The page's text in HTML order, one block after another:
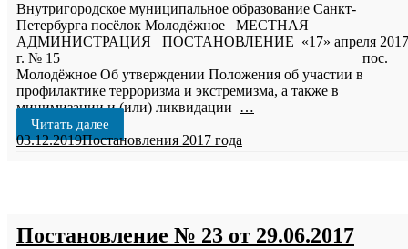
Внутригородское муниципальное образование Санкт-
Петербурга посёлок Молодёжное МЕСТНАЯ
АДМИНИСТРАЦИЯ ПОСТАНОВЛЕНИЕ «17» апреля 2017
г. № 15 пос.
Молодёжное Об утверждении Положения об участии в
профилактике терроризма и экстремизма, а также в
минимизации и (или) ликвидации …
Читать далее
03.12.2019Постановления 2017 года
Постановление № 23 от 29.06.2017